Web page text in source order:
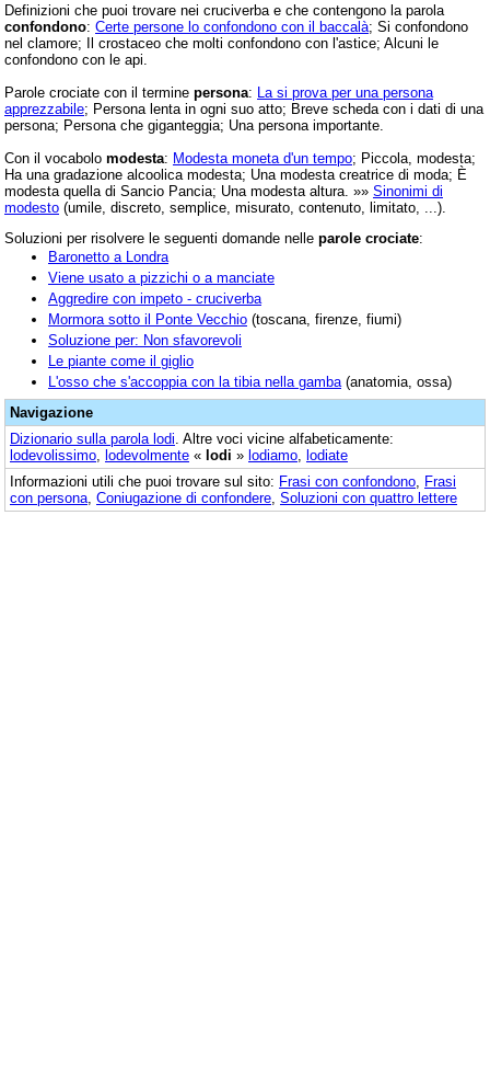
Definizioni che puoi trovare nei cruciverba e che contengono la parola
confondono: Certe persone lo confondono con il baccalà; Si confondono
nel clamore; Il crostaceo che molti confondono con l'astice; Alcuni le
confondono con le api.
Parole crociate con il termine persona: La si prova per una persona
apprezzabile; Persona lenta in ogni suo atto; Breve scheda con i dati di una
persona; Persona che giganteggia; Una persona importante.
Con il vocabolo modesta: Modesta moneta d'un tempo; Piccola, modesta;
Ha una gradazione alcoolica modesta; Una modesta creatrice di moda; È
modesta quella di Sancio Pancia; Una modesta altura. »» Sinonimi di
modesto (umile, discreto, semplice, misurato, contenuto, limitato, ...).
Soluzioni per risolvere le seguenti domande nelle parole crociate:
Baronetto a Londra
Viene usato a pizzichi o a manciate
Aggredire con impeto - cruciverba
Mormora sotto il Ponte Vecchio (toscana, firenze, fiumi)
Soluzione per: Non sfavorevoli
Le piante come il giglio
L'osso che s'accoppia con la tibia nella gamba (anatomia, ossa)
Navigazione
Dizionario sulla parola lodi . Altre voci vicine alfabeticamente:
lodevolissimo lodevolmente « lodi » lodiamo lodiate
Informazioni utili che puoi trovare sul sito: Frasi con confondono Frasi
con persona Coniugazione di confondere Soluzioni con quattro lettere